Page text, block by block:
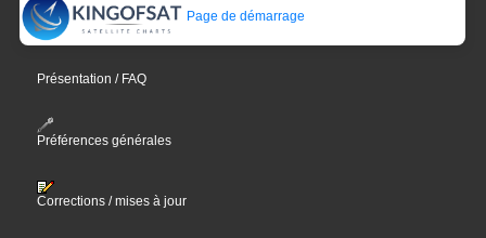
Page de démarrage
Présentation / FAQ
Préférences générales
Corrections / mises à jour